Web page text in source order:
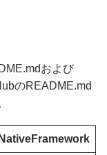
および
のREADME.md